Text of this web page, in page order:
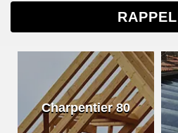
Charpentier 80